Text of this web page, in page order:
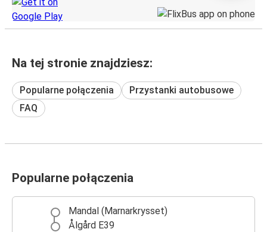
Na tej stronie znajdziesz:
Popularne połączenia
Przystanki autobusowe
FAQ
Popularne połączenia
Mandal (Marnarkrysset)
Ålgård E39